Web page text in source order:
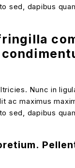
sed, dapibus
Nunc in
ac maximus
sed, dapibus